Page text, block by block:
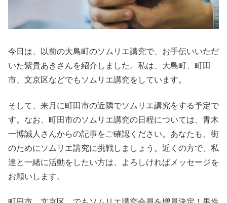
今日は、以前の大島町のソムリエ講究で、お手伝いいただ
いた紫貴あきさんを紹介しました。私は、大島町、町田
市、文京区などでもソムリエ講究をしています。
そして、来月に町田市の近隣でソムリエ講究をする予定で
す。なお、町田市のソムリエ講究の日程については、青木
一博誠人さんからの記事をご確認ください。あなたも、街
のためにソムリエ講究に挑戦しましょう。近くの方で、私
達と一緒に活動をしたい方は、よろしければメッセージを
お願いします。